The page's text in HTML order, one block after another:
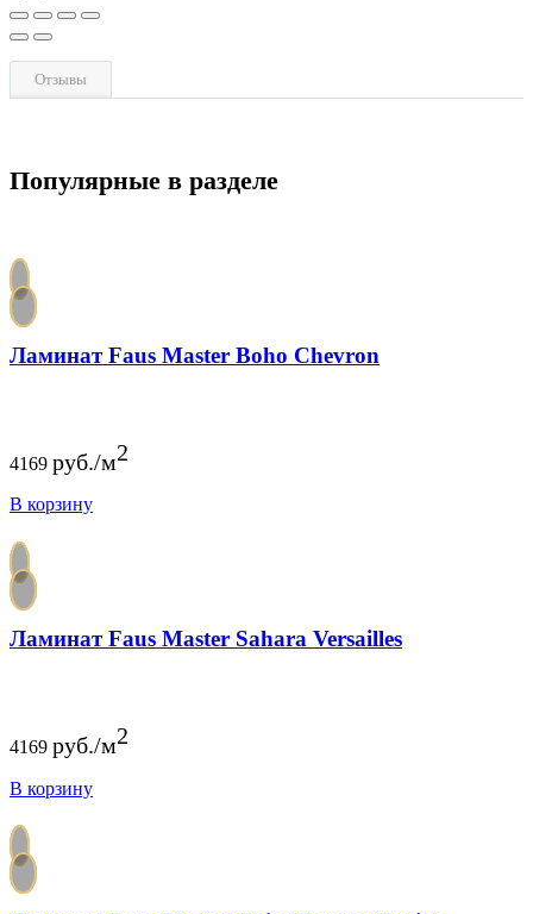
Отзывы
Популярные в разделе
Ламинат Faus Master Boho Chevron
4169 руб./м2
В корзину
Ламинат Faus Master Sahara Versailles
4169 руб./м2
В корзину